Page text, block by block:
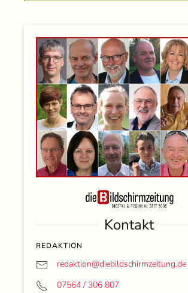
Kontakt
REDAKTION
redaktion@diebildschirmzeitung.de
07564 / 306 807